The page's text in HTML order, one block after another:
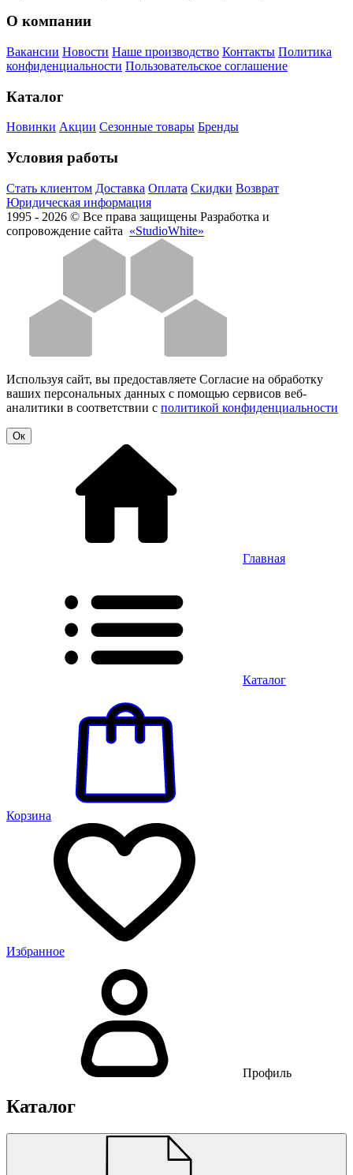
О компании
Вакансии Новости Наше производство Контакты Политика
конфиденциальности Пользовательское соглашение
Каталог
Новинки Акции Сезонные товары Бренды
Условия работы
Стать клиентом Доставка Оплата Скидки Возврат
Юридическая информация
1995 - 2026 © Все права защищены Разработка и
сопровождение сайта «StudioWhite»
Используя сайт, вы предоставляете Согласие на обработку
ваших персональных данных с помощью сервисов веб-
аналитики в соответствии с политикой конфиденциальности
Oк
Главная
Каталог
Корзина
Избранное
Профиль
Каталог